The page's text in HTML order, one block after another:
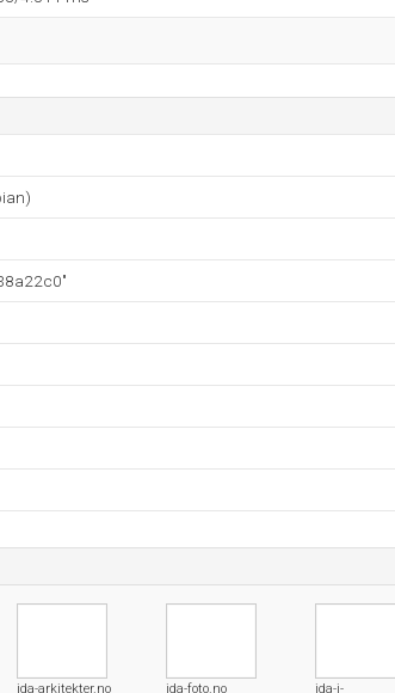
ida-arkitekter.no ida-foto.no ida-i-